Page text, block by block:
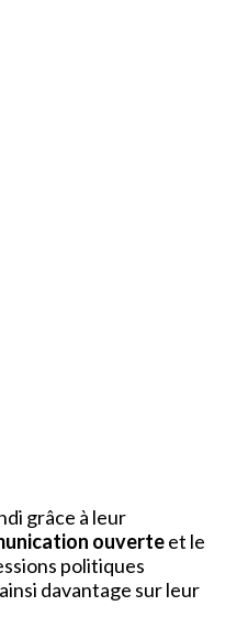
grâce à leur
ouverteet le
politiques
davantage sur leur